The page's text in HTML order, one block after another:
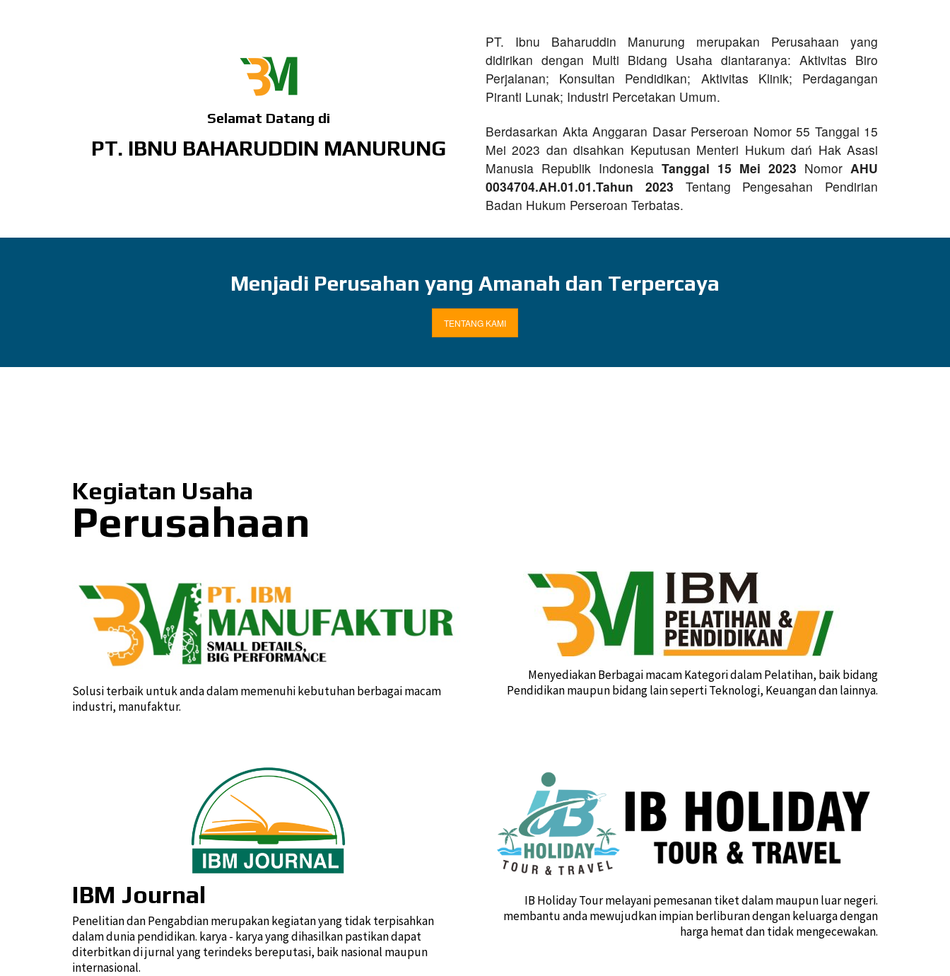
Selamat Datang di
PT. IBNU BAHARUDDIN MANURUNG
PT. Ibnu Baharuddin Manurung merupakan Perusahaan yang
didirikan dengan Multi Bidang Usaha diantaranya: Aktivitas Biro
Perjalanan; Konsultan Pendidikan; Aktivitas Klinik; Perdagangan
Piranti Lunak; Industri Percetakan Umum.
Berdasarkan Akta Anggaran Dasar Perseroan Nomor 55 Tanggal 15
Mei 2023 dan disahkan Keputusan Menteri Hukum dań Hak Asasi
Manusia Republik Indonesia Tanggal 15 Mei 2023 Nomor AHU
0034704.AH.01.01.Tahun 2023 Tentang Pengesahan Pendirian
Badan Hukum Perseroan Terbatas.
Menjadi Perusahan yang Amanah dan Terpercaya
TENTANG KAMI
Kegiatan Usaha
Perusahaan
Solusi terbaik untuk anda dalam memenuhi kebutuhan berbagai macam
industri, manufaktur.
IBM Journal
Penelitian dan Pengabdian merupakan kegiatan yang tidak terpisahkan
dalam dunia pendidikan. karya - karya yang dihasilkan pastikan dapat
diterbitkan di jurnal yang terindeks bereputasi, baik nasional maupun
internasional.
Menyediakan Berbagai macam Kategori dalam Pelatihan, baik bidang
Pendidikan maupun bidang lain seperti Teknologi, Keuangan dan lainnya.
IB Holiday Tour melayani pemesanan tiket dalam maupun luar negeri.
membantu anda mewujudkan impian berliburan dengan keluarga dengan
harga hemat dan tidak mengecewakan.